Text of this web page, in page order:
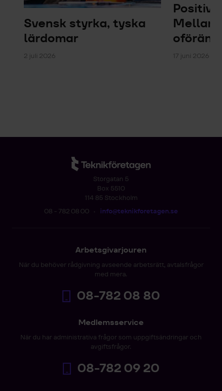
Svensk styrka, tyska
lärdomar
2 juli 2026
Positiv
17 juni 2026 –
Storgatan 5
Box 5510
114 85 Stockholm
08 - 782 08 00 • info@teknikforetagen.se
Arbetsgivarjouren
När du behöver rådgivning avseende arbetsrätt, avtalsfrågor
med mera.
08-782 08 80
Medlemsservice
När du har administrativa frågor som uppgiftsändringar och
avgiftsfrågor.
08-782 09 20